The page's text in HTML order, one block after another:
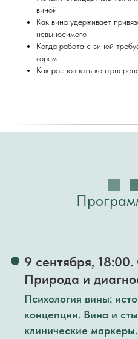
виной
Как вина удерживает
невыносимого
Когда работа с виной
горем
Как распознать
9 сентября, 18:00.
Природа и
Психология вины:
концепции. Вина и
клинические